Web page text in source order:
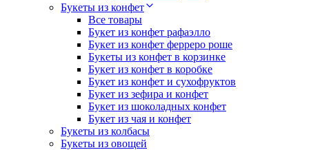
Букеты из конфет
Все товары
Букет из конфет рафаэлло
Букет из конфет ферреро роше
Букеты из конфет в корзинке
Букет из конфет в коробке
Букет из конфет и сухофруктов
Букет из зефира и конфет
Букет из шоколадных конфет
Букет из чая и конфет
Букеты из колбасы
Букеты из овощей